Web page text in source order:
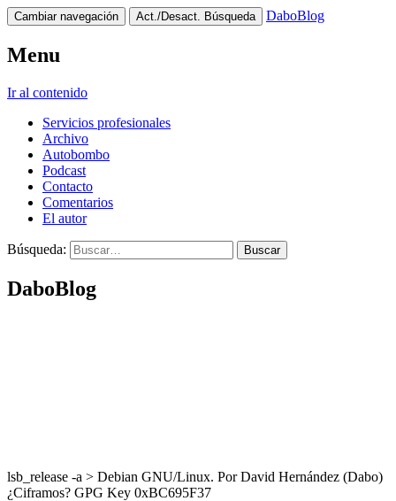
Cambiar navegación Act./Desact. Búsqueda DaboBlog
Menu
Ir al contenido
Servicios profesionales
Archivo
Autobombo
Podcast
Contacto
Comentarios
El autor
Búsqueda:
DaboBlog
lsb_release -a > Debian GNU/Linux. Por David Hernández (Dabo)
¿Ciframos? GPG Key 0xBC695F37